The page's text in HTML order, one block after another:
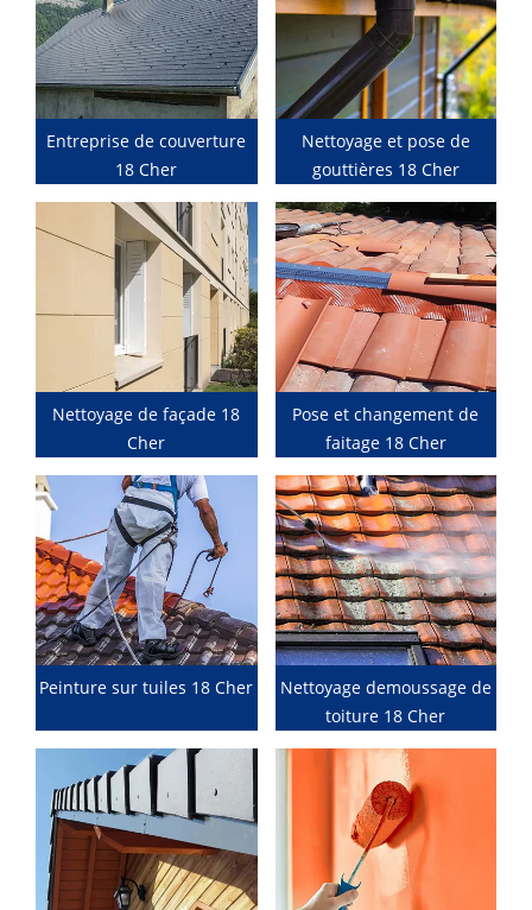
Entreprise de couverture
18 Cher
Nettoyage et pose de
gouttières 18 Cher
Nettoyage de façade 18
Cher
Pose et changement de
faitage 18 Cher
Peinture sur tuiles 18 Cher
Nettoyage demoussage de
toiture 18 Cher